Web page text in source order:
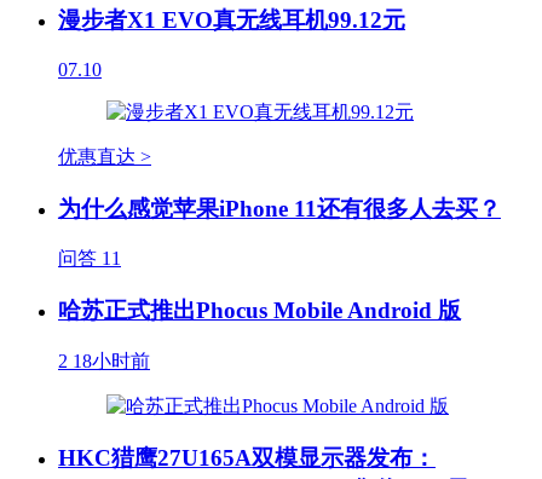
漫步者X1 EVO真无线耳机99.12元
07.10
优惠直达 >
为什么感觉苹果iPhone 11还有很多人去买？
问答 11
哈苏正式推出Phocus Mobile Android 版
2 18小时前
HKC猎鹰27U165A双模显示器发布：